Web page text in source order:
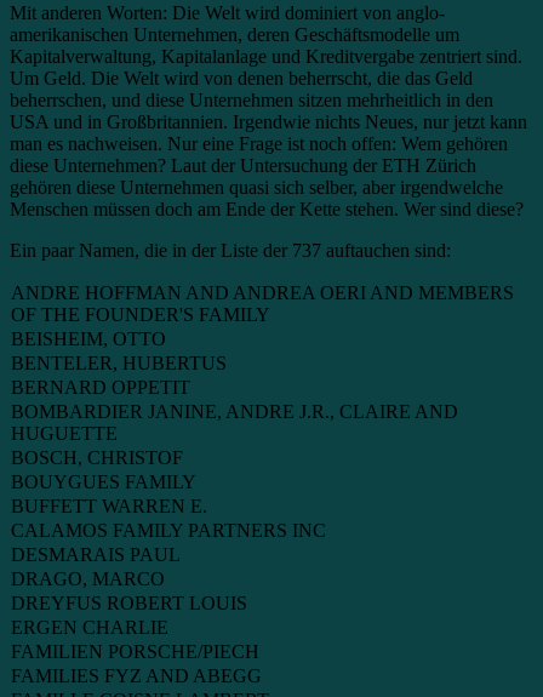
Mit anderen Worten: Die Welt wird dominiert von anglo-
amerikanischen Unternehmen, deren Geschäftsmodelle um
Kapitalverwaltung, Kapitalanlage und Kreditvergabe zentriert sind.
Um Geld. Die Welt wird von denen beherrscht, die das Geld
beherrschen, und diese Unternehmen sitzen mehrheitlich in den
USA und in Großbritannien. Irgendwie nichts Neues, nur jetzt kann
man es nachweisen. Nur eine Frage ist noch offen: Wem gehören
diese Unternehmen? Laut der Untersuchung der ETH Zürich
gehören diese Unternehmen quasi sich selber, aber irgendwelche
Menschen müssen doch am Ende der Kette stehen. Wer sind diese?
Ein paar Namen, die in der Liste der 737 auftauchen sind:
ANDRE HOFFMAN AND ANDREA OERI AND MEMBERS
OF THE FOUNDER'S FAMILY
BEISHEIM, OTTO
BENTELER, HUBERTUS
BERNARD OPPETIT
BOMBARDIER JANINE, ANDRE J.R., CLAIRE AND
HUGUETTE
BOSCH, CHRISTOF
BOUYGUES FAMILY
BUFFETT WARREN E.
CALAMOS FAMILY PARTNERS INC
DESMARAIS PAUL
DRAGO, MARCO
DREYFUS ROBERT LOUIS
ERGEN CHARLIE
FAMILIEN PORSCHE/PIECH
FAMILIES FYZ AND ABEGG